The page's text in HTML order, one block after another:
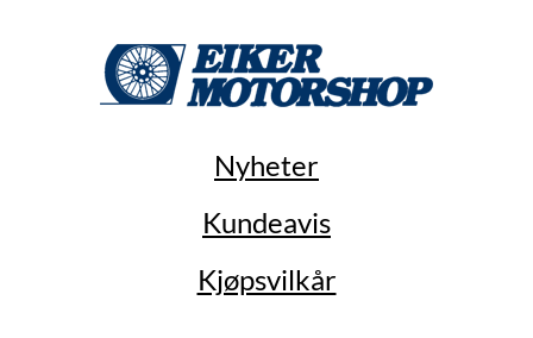
Nyheter
Kundeavis
Kjøpsvilkår